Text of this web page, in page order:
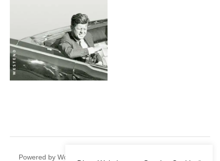
Powered by WordPress